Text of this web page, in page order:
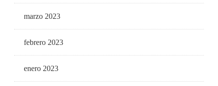
marzo 2023
febrero 2023
enero 2023